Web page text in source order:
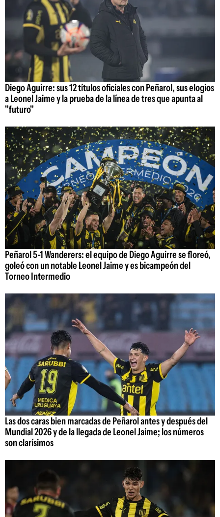
Diego Aguirre: sus 12 títulos oficiales con Peñarol, sus elogios
a Leonel Jaime y la prueba de la línea de tres que apunta al
"futuro"
Peñarol 5-1 Wanderers: el equipo de Diego Aguirre se floreó,
goleó con un notable Leonel Jaime y es bicampeón del
Torneo Intermedio
Las dos caras bien marcadas de Peñarol antes y después del
Mundial 2026 y de la llegada de Leonel Jaime; los números
son clarísimos